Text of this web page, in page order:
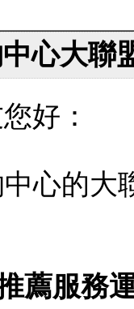
心大聯
好：
心的大
薦服務